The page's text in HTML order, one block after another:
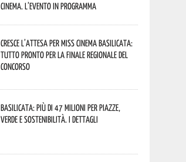
cinema. L’evento in programma
Cresce l’attesa per Miss Cinema Basilicata:
tutto pronto per la finale regionale del
concorso
Basilicata: più di 47 milioni per piazze,
verde e sostenibilità. I dettagli